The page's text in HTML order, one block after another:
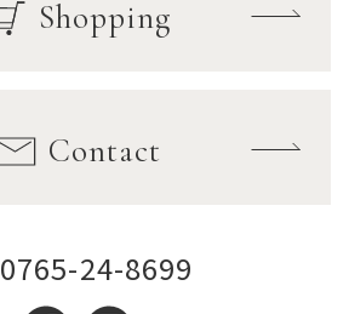
Shopping
Contact
0765-24-8699